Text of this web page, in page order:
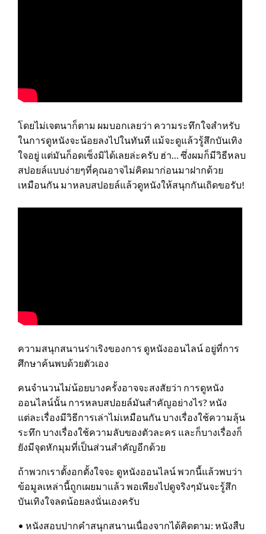
โดยไม่เจตนาก็ตาม ผมบอกเลยว่า ความระทึกใจสำหรับ
ในการดูหนังจะน้อยลงไปในทันที แม้จะดูแล้วรู้สึกบันเทิง
ใจอยู่ แต่มันก็อดเซ็งมิได้เลยล่ะครับ ฮ่า… ซึ่งผมก็มีวิธีหลบ
สปอยล์แบบง่ายๆที่คุณอาจไม่คิดมาก่อนมาฝากด้วย
เหมือนกัน มาหลบสปอยล์แล้วดูหนังให้สนุกกันเถิดขอรับ!
ความสนุกสนานร่าเริงของการ ดูหนังออนไลน์ อยู่ที่การ
ศึกษาค้นพบด้วยตัวเอง
คนจำนวนไม่น้อยบางครั้งอาจจะสงสัยว่า การดูหนัง
ออนไลน์นั้น การหลบสปอยล์มันสำคัญอย่างไร? หนัง
แต่ละเรื่องมีวิธีการเล่าไม่เหมือนกัน บางเรื่องใช้ความลุ้น
ระทึก บางเรื่องใช้ความลับของตัวละคร และก็บางเรื่องก็
ยังมีจุดหักมุมที่เป็นส่วนสำคัญอีกด้วย
ถ้าพวกเราตั้งอกตั้งใจจะ ดูหนังออนไลน์ พวกนี้แล้วพบว่า
ข้อมูลเหล่านี้ถูกเผยมาแล้ว พอเพียงไปดูจริงๆมันจะรู้สึก
บันเทิงใจลดน้อยลงนั่นเองครับ
• หนังสอบปากคำสนุกสนานเนื่องจากได้คิดตาม: หนังสืบ